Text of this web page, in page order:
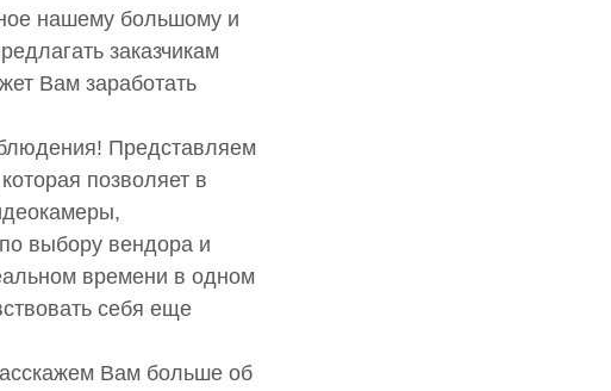
нашему большому и
заказчикам
Вам заработать
Представляем
позволяет в
выбору вендора и
времени в одном
себя еще
Вам больше об